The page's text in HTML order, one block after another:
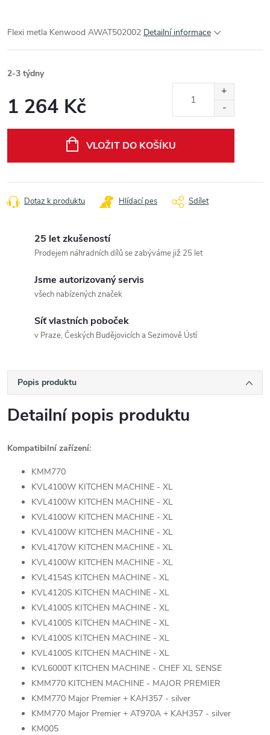
Flexi metla Kenwood AWAT502002 Detailní informace
2-3 týdny
1 264 Kč
VLOŽIT DO KOŠÍKU
Dotaz k produktu Hlídací pes Sdílet
25 let zkušeností
Prodejem náhradních dílů se zabýváme již 25 let
Jsme autorizovaný servis
všech nabízených značek
Síť vlastních poboček
v Praze, Českých Budějovicích a Sezimově Ústí
Popis produktu
Detailní popis produktu
Kompatibilní zařízení:
KMM770
KVL4100W KITCHEN MACHINE - XL
KVL4100W KITCHEN MACHINE - XL
KVL4100W KITCHEN MACHINE - XL
KVL4100W KITCHEN MACHINE - XL
KVL4170W KITCHEN MACHINE - XL
KVL4100W KITCHEN MACHINE - XL
KVL4154S KITCHEN MACHINE - XL
KVL4120S KITCHEN MACHINE - XL
KVL4100S KITCHEN MACHINE - XL
KVL4100S KITCHEN MACHINE - XL
KVL4100S KITCHEN MACHINE - XL
KVL4100S KITCHEN MACHINE - XL
KVL6000T KITCHEN MACHINE - CHEF XL SENSE
KMM770 KITCHEN MACHINE - MAJOR PREMIER
KMM770 Major Premier + KAH357 - silver
KMM770 Major Premier + AT970A + KAH357 - silver
KM005